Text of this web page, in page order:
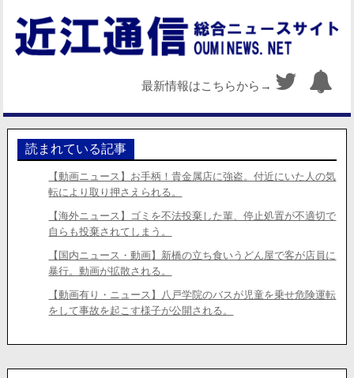
最新情報はこちらから→
読まれている記事
【動画ニュース】お手柄！貴金属店に強盗。付近にいた人の気
転により取り押さえられる。
【海外ニュース】ゴミを不法投棄した輩、停止処置が不適切で
自らも投棄されてしまう。
【国内ニュース・動画】新橋の立ち食いうどん屋で客が店員に
暴行。動画が拡散される。
【動画有り・ニュース】八戸学院のバスが児童を乗せ危険運転
をして事故を起こす様子が公開される。